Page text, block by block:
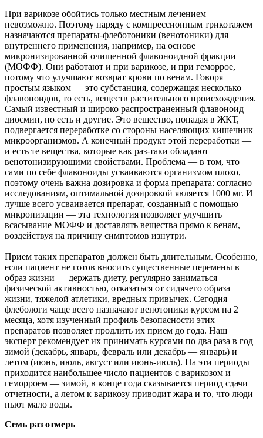
При варикозе обойтись только местным лечением
невозможно. Поэтому наряду с компрессионным трикотажем
назначаются препараты-флеботоники (венотоники) для
внутреннего применения, например, на основе
микронизированной очищенной флавоноидной фракции
(МОФФ). Они работают и при варикозе, и при геморрое,
потому что улучшают возврат крови по венам. Говоря
простым языком — это субстанция, содержащая несколько
флавоноидов, то есть, веществ растительного происхождения.
Самый известный и широко распространенный флавоноид —
диосмин, но есть и другие. Это вещество, попадая в ЖКТ,
подвергается переработке со стороны населяющих кишечник
микроорганизмов. А конечный продукт этой переработки —
и есть те вещества, которые как раз-таки обладают
венотонизирующими свойствами. Проблема — в том, что
сами по себе флавоноиды усваиваются организмом плохо,
поэтому очень важна дозировка и форма препарата: согласно
исследованиям, оптимальной дозировкой является 1000 мг. И
лучше всего усваивается препарат, созданный с помощью
микронизации — эта технология позволяет улучшить
всасывание МОФФ и доставлять вещества прямо к венам,
воздействуя на причину симптомов изнутри.
Прием таких препаратов должен быть длительным. Особенно,
если пациент не готов вносить существенные перемены в
образ жизни — держать диету, регулярно заниматься
физической активностью, отказаться от сидячего образа
жизни, тяжелой атлетики, вредных привычек. Сегодня
флебологи чаще всего назначают венотоники курсом на 2
месяца, хотя изученный профиль безопасности этих
препаратов позволяет продлить их прием до года. Наш
эксперт рекомендует их принимать курсами по два раза в год
зимой (декабрь, январь, февраль или декабрь — январь) и
летом (июнь, июль, август или июнь-июль). На эти периоды
приходится наибольшее число пациентов с варикозом и
геморроем — зимой, в конце года сказывается период сдачи
отчетности, а летом к варикозу приводит жара и то, что люди
пьют мало воды.
Семь раз отмерь